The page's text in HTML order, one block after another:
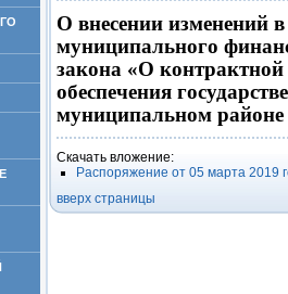
О внесении изменений
муниципального
закона «О контрактной
обеспечения
муниципальном районе
Скачать вложение:
Распоряжение от 05 марта 2019
вверх страницы